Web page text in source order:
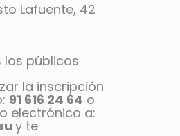
Lafuente, 42
públicos
la inscripción
91 616 24 64 o
electrónico a:
y te